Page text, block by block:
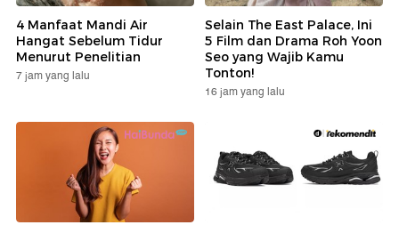
4 Manfaat Mandi Air
Hangat Sebelum Tidur
Menurut Penelitian
7 jam yang lalu
Selain The East Palace, Ini
5 Film dan Drama Roh Yoon
Seo yang Wajib Kamu
Tonton!
16 jam yang lalu